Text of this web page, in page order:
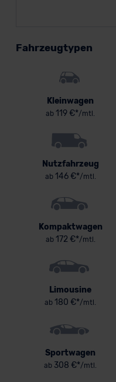
Fahrzeugtypen
Kleinwagen
ab 119 €*/mtl.
Nutzfahrzeug
ab146 €*/mtl.
Kompaktwagen
ab172 €*/mtl.
Limousine
ab 180 €*/mtl.
Sportwagen
ab 308 €*/mtl.